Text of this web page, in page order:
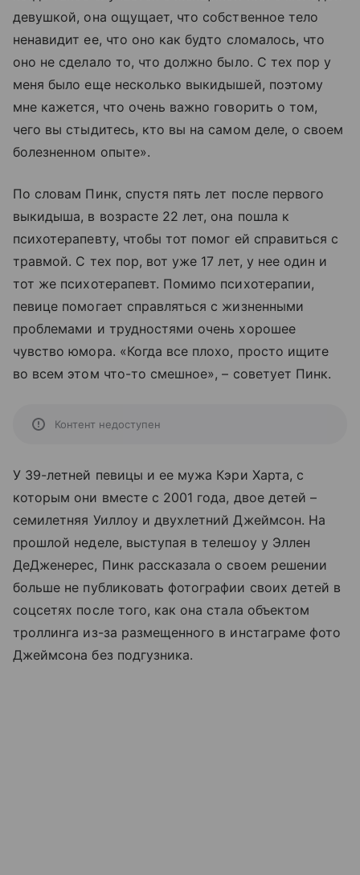
девушкой, она ощущает, что собственное тело
ненавидит ее, что оно как будто сломалось, что
оно не сделало то, что должно было. С тех пор у
меня было еще несколько выкидышей, поэтому
мне кажется, что очень важно говорить о том,
чего вы стыдитесь, кто вы на самом деле, о своем
болезненном опыте».
По словам Пинк, спустя пять лет после первого
выкидыша, в возрасте 22 лет, она пошла к
психотерапевту, чтобы тот помог ей справиться с
травмой. С тех пор, вот уже 17 лет, у нее один и
тот же психотерапевт. Помимо психотерапии,
певице помогает справляться с жизненными
проблемами и трудностями очень хорошее
чувство юмора. «Когда все плохо, просто ищите
во всем этом что-то смешное», – советует Пинк.
Контент недоступен
У 39-летней певицы и ее мужа Кэри Харта, с
которым они вместе с 2001 года, двое детей –
семилетняя Уиллоу и двухлетний Джеймсон. На
прошлой неделе, выступая в телешоу у Эллен
ДеДженерес, Пинк рассказала о своем решении
больше не публиковать фотографии своих детей в
соцсетях после того, как она стала объектом
троллинга из-за размещенного в инстаграме фото
Джеймсона без подгузника.